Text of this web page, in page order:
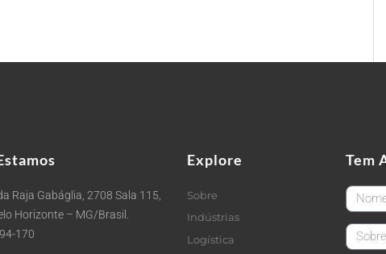
Raja Gabáglia, 2708 Sala 115,
Horizonte – MG/Brasil.
170
Explore
Sobre
Indústrias
Logística
Tem